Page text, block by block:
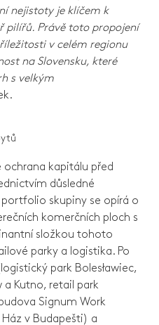
nejistoty je klíčem k
pilířů. Právě toto propojení
v celém regionu
na Slovensku, které
s velkým
ochrana kapitálu před
důsledné
skupiny se opírá o
komerčních ploch s
složkou tohoto
parky a logistika. Po
park Bolesławiec,
Kutno, retail park
Signum Work
v Budapešti) a